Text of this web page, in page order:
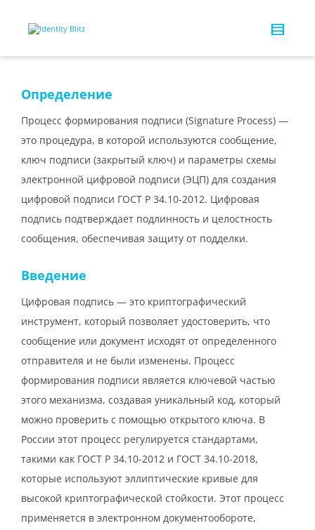
Определение
Процесс формирования подписи (Signature Process) —
это процедура, в которой используются сообщение,
ключ подписи (закрытый ключ) и параметры схемы
электронной цифровой подписи (ЭЦП) для создания
цифровой подписи ГОСТ Р 34.10-2012. Цифровая
подпись подтверждает подлинность и целостность
сообщения, обеспечивая защиту от подделки.
Введение
Цифровая подпись — это криптографический
инструмент, который позволяет удостоверить, что
сообщение или документ исходят от определенного
отправителя и не были изменены. Процесс
формирования подписи является ключевой частью
этого механизма, создавая уникальный код, который
можно проверить с помощью открытого ключа. В
России этот процесс регулируется стандартами,
такими как ГОСТ Р 34.10-2012 и ГОСТ 34.10-2018,
которые используют эллиптические кривые для
высокой криптографической стойкости. Этот процесс
применяется в электронном документообороте,